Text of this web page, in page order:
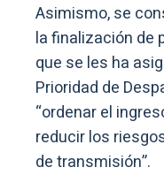
Asimismo, se
la finalización de
que se les ha
Prioridad de
“ordenar el
reducir los
de transmisión”.